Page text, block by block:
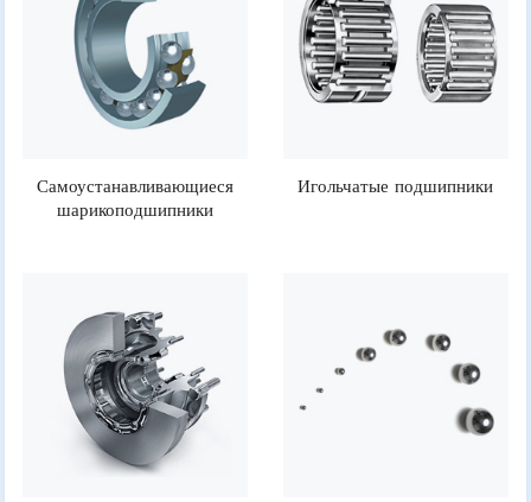
Самоустанавливающиеся
шарикоподшипники
Игольчатые подшипники